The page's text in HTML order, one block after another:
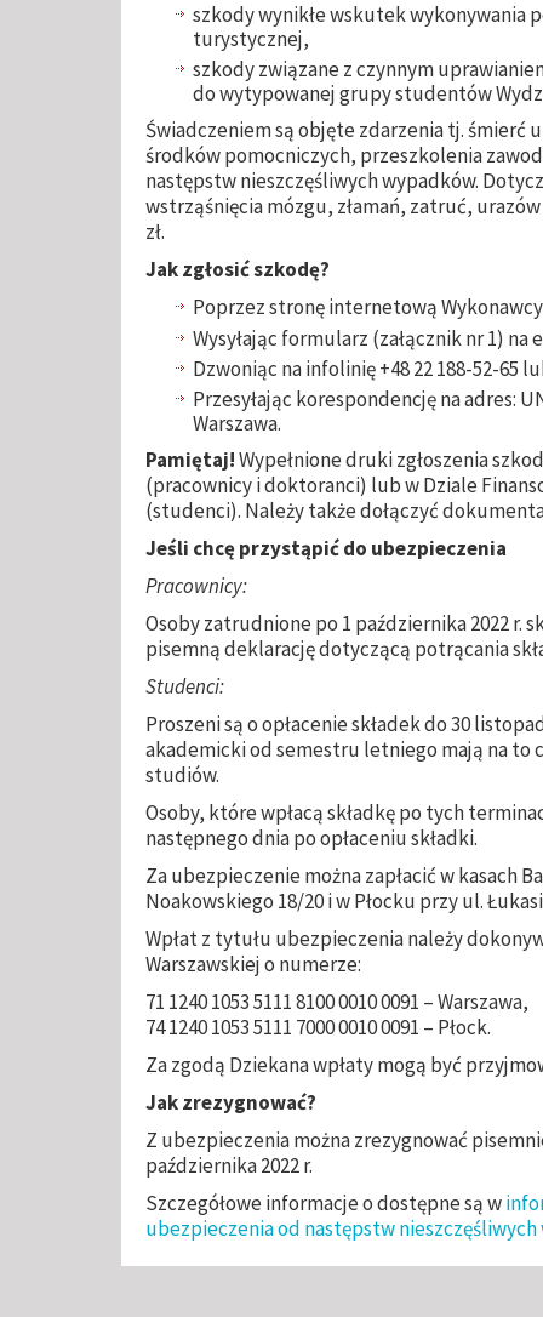
szkody wynikłe wskutek wykonywania
turystycznej,
szkody związane z czynnym
do wytypowanej grupy studentów
Świadczeniem są objęte zdarzenia tj.
środków pomocniczych, przeszkolenia
następstw nieszczęśliwych wypadków.
wstrząśnięcia mózgu, złamań, zatruć,
zł.
Jak zgłosić szkodę?
Poprzez stronę internetową
Wysyłając formularz (załącznik nr 1) na
Dzwoniąc na infolinię +48 22 188-52-65
Przesyłając korespondencję na adres:
Warszawa.
Pamiętaj!Wypełnione druki zgłoszenia
(pracownicy i doktoranci) lub w Dziale
(studenci). Należy także dołączyć
Jeśli chcę przystąpić do ubezpieczenia
Pracownicy:
Osoby zatrudnione po 1 października 2022 r.
pisemną deklarację dotyczącą potrącania
Studenci:
Proszeni są o opłacenie składek do 30
akademicki od semestru letniego mają na to
studiów.
Osoby, które wpłacą składkę po tych
następnego dnia po opłaceniu składki.
Za ubezpieczenie można zapłacić w kasach
Noakowskiego 18/20 i w Płocku przy ul.
Wpłat z tytułu ubezpieczenia należy
Warszawskiej o numerze:
71 1240 1053 5111 8100 0010 0091 – Warszawa,
74 1240 1053 5111 7000 0010 0091 – Płock.
Za zgodą Dziekana wpłaty mogą być
Jak zrezygnować?
Z ubezpieczenia można zrezygnować
października 2022 r.
Szczegółowe informacje o dostępne są w
ubezpieczenia od następstw